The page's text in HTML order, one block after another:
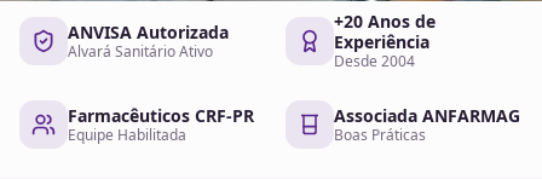
ANVISA Autorizada
Alvará Sanitário Ativo
+20 Anos de
Experiência
Desde 2004
Farmacêuticos CRF-PR
Equipe Habilitada
Associada ANFARMAG
Boas Práticas